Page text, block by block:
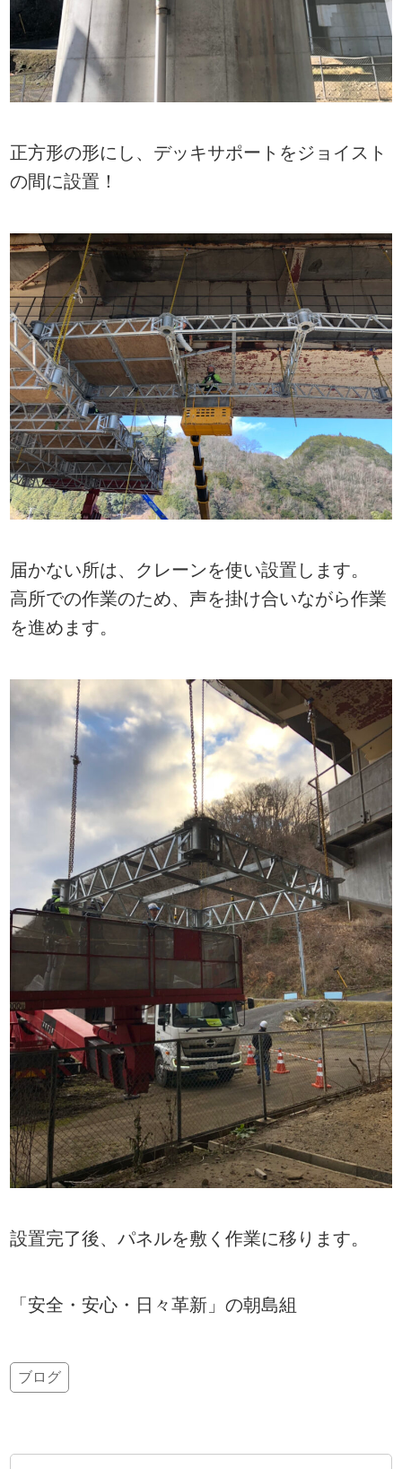
正方形の形にし、デッキサポートをジョイスト
の間に設置！
届かない所は、クレーンを使い設置します。
高所での作業のため、声を掛け合いながら作業
を進めます。
設置完了後、パネルを敷く作業に移ります。
「安全・安心・日々革新」の朝島組
ブログ